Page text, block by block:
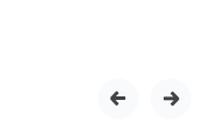
prev next